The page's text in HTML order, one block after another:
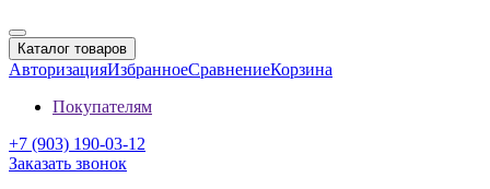
Каталог товаров
АвторизацияИзбранноеСравнениеКорзина
Покупателям
+7 (903) 190-03-12
Заказать звонок